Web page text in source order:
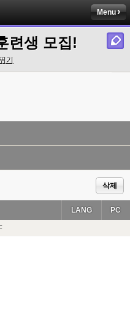
Menu
련생 모집!
기
삭제
PC
LANG